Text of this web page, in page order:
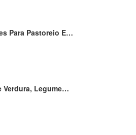
Para Pastoreio E…
Verdura, Legume…